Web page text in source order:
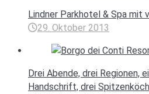
Lindner Parkhotel & Spa mit
29. Oktober 2013
Drei Abende, drei Regionen,
Handschrift, drei